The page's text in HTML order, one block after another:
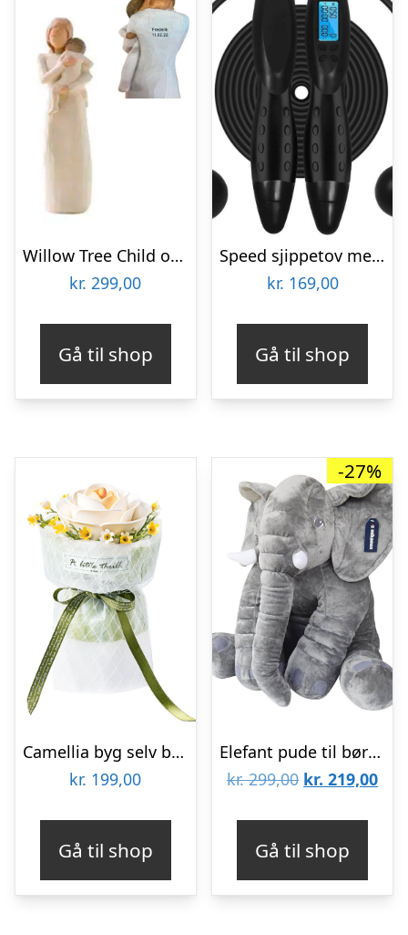
Willow Tree Child of my Heart
kr. 299,00
Gå til shop
Speed sjippetov med digital tæller | Speed rope
kr. 169,00
Gå til shop
Camellia byg selv blomst Rokrâ¢ (AF011)
kr. 199,00
Gå til shop
-27%
Elefant pude til børn – 60cm
kr.299,00 Den
kr. 299,00.
kr. 219,00Den
kr.
Gå til shop